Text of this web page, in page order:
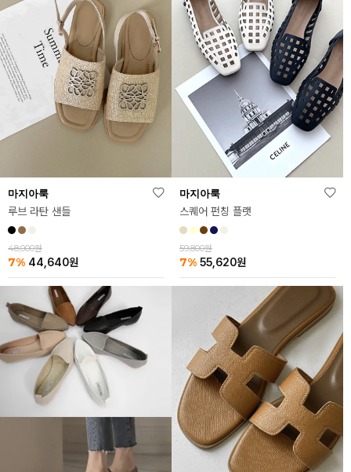
마지아룩
루브 라탄 샌들
48,000원
7% 44,640원
마지아룩
스퀘어 펀칭 플랫
59,800원
7% 55,620원